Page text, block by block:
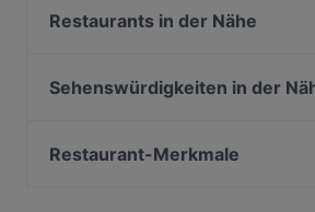
Restaurant von anderen
India Gate
Dazwischen Vienna
Restaurant Oasia
Restaurants in der Nähe
Kornat Restaurant
Sehenswürdigkeiten in der
Pallas Athene Brunnen, Wien
Restaurant-Merkmale